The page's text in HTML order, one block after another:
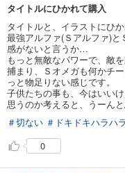
タイトルにひかれて購入
タイトルと、イラストにひか
最強アルファ(Ｓアルファ)
感がないと言うか…
もっと無敵なパワーで、敵
捕まり、Ｓオメガも何かチ
っと物足りない感じです。
子供たちの事も、今はいい
思うのか考えると、うーんと
＃切ない ＃ドキドキハラハラ
0